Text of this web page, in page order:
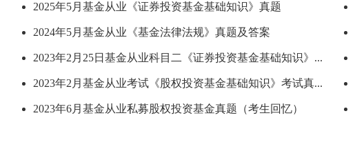
2025年5月基金从业《证券投资基金基础知识》真题
2024年5月基金从业《基金法律法规》真题及答案
2023年2月25日基金从业科目二《证券投资基金基础知识》...
2023年2月基金从业考试《股权投资基金基础知识》考试真...
2023年6月基金从业私募股权投资基金真题（考生回忆）